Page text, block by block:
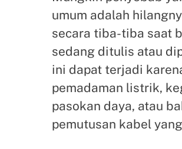
umum adalah
secara tiba-tiba saat
sedang ditulis atau
ini dapat terjadi
pemadaman listrik,
pasokan daya, atau
pemutusan kabel